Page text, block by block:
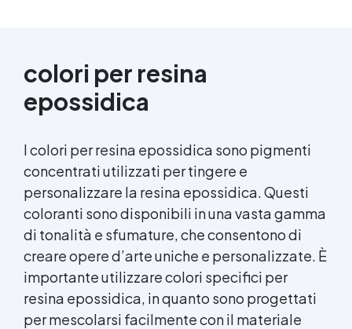
colori per resina
epossidica
I colori per resina epossidica sono pigmenti
concentrati utilizzati per tingere e
personalizzare la resina epossidica. Questi
coloranti sono disponibili in una vasta gamma
di tonalità e sfumature, che consentono di
creare opere d’arte uniche e personalizzate. È
importante utilizzare colori specifici per
resina epossidica, in quanto sono progettati
per mescolarsi facilmente con il materiale